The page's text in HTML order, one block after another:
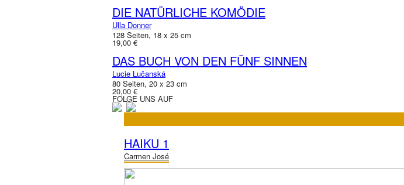
DIE NATÜRLICHE KOMÖDIE
Ulla Donner
128 Seiten, 18 x 25 cm
19,00 €
DAS BUCH VON DEN FÜNF SINNEN
Lucie Lučanská
80 Seiten, 20 x 23 cm
20,00 €
FOLGE UNS AUF
HAIKU 1
Carmen José